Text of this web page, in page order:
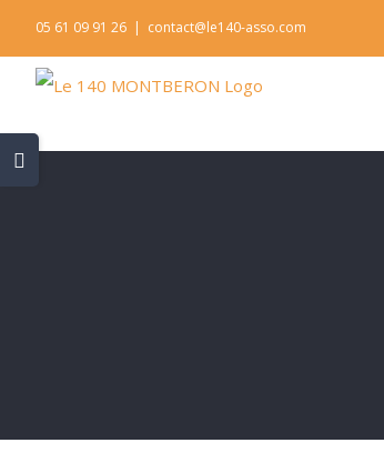
to
content
05 61 09 91 26 | contact@le140-asso.com
Toggle
Sliding